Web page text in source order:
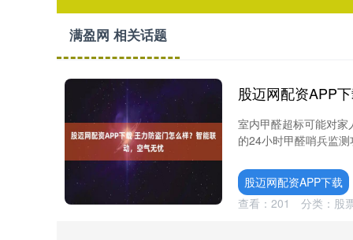
满盈网 相关话题
室内甲醛超标可能对
的24小时甲醛哨兵监
股迈网配资APP下载
查看： 201 分类： 股